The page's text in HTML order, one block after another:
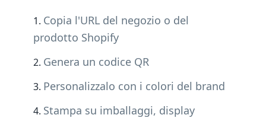
Copia l'URL del negozio o del
prodotto Shopify
Genera un codice QR
Personalizzalo con i colori del brand
Stampa su imballaggi, display